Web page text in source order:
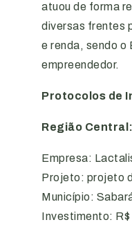
atuou de forma
diversas frentes
e renda, sendo o
empreendedor.
Protocolos de
Região Central:
Empresa:
Projeto: projeto
Município:
Investimento: R$